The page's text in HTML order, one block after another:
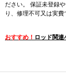
ださい。 保証未登録
り、修理不可又は実費
おすすめ！ ロッド関連